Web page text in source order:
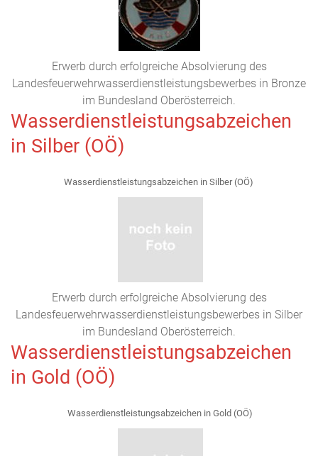
Erwerb durch erfolgreiche Absolvierung des
Landesfeuerwehrwasserdienstleistungsbewerbes in Bronze
im Bundesland Oberösterreich.
Wasserdienstleistungsabzeichen
in Silber (OÖ)
Wasserdienstleistungsabzeichen in Silber (OÖ)
Erwerb durch erfolgreiche Absolvierung des
Landesfeuerwehrwasserdienstleistungsbewerbes in Silber
im Bundesland Oberösterreich.
Wasserdienstleistungsabzeichen
in Gold (OÖ)
Wasserdienstleistungsabzeichen in Gold (OÖ)